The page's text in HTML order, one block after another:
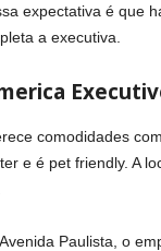
expectativa é que
a executiva.
comodidades
e é pet friendly. A
Paulista, o